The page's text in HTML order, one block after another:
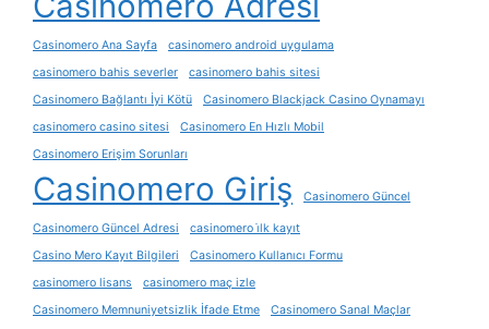
Casinomero Ana Sayfa
casinomero android uygulama
casinomero bahis severler
casinomero bahis sitesi
Casinomero Bağlantı İyi Kötü
Casinomero Blackjack Casino Oynamayı
casinomero casino sitesi
Casinomero En Hızlı Mobil
Casinomero Erişim Sorunları
Casinomero Giriş Casinomero Güncel
Casinomero Güncel Adresi
casinomero i̇lk kayıt
Casino Mero Kayıt Bilgileri
Casinomero Kullanıcı Formu
casinomero lisans
casinomero maç izle
Casinomero Memnuniyetsizlik İfade Etme
Casinomero Sanal Maçlar